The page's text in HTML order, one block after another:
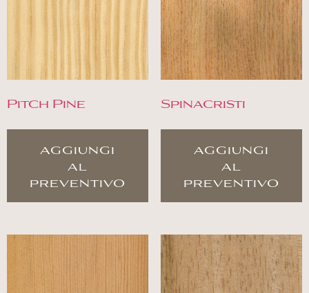
Pitch Pine
aggiungi
al
preventivo
Spinacristi
aggiungi
al
preventivo